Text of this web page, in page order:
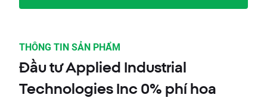
THÔNG TIN SẢN PHẨM
Đầu tư Applied Industrial
Technologies Inc 0% phí hoa